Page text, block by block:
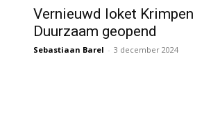
Vernieuwd loket Krimpen
Duurzaam geopend
Sebastiaan Barel - 3 december 2024